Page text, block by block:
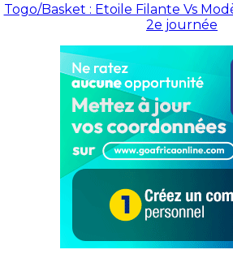
Togo/Basket : Etoile Filante Vs
2e journée